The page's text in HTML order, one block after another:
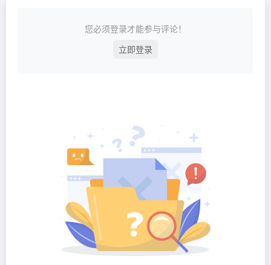
您必须登录才能参与评论！
立即登录